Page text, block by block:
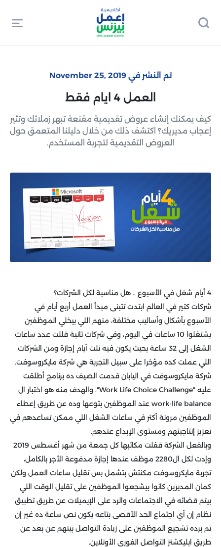
تم النشر في November 25, 2019
العمل 4 ايام فقط
كيف يمكنك إنشاء عروض تقديمية مقنعة تبهر زملائك وتثير
إعجاب مديريك؟ اكتشف ذلك من خلال دليلنا المتعمق حول
العروض التقديمية لتجربة المستخدم.
4 أيام شغل في الأسبوع .. هل مناسبة لكل الشركات؟
شركات كتير في العالم ابتدت تتبنى مبدأ العمل أربع أيام في
الأسبوع بأشكال وأساليب مختلفة، منهم اللي بيخلي الموظفين
يشتغلوا 10 ساعات في اليوم، وفي شركات تانية قللت عدد ساعات
الشغل إلى 32 ساعة بحيث يكون فيه تلت أيام إجازة ومن الشركات
اللي عملت كده مؤخرا على سبيل التجربة هي شركة مايكروسوفت.
شركة مايكروسوفت في اليابان قدمت الصيف ده برنامج أطلقت
عليه "Work Life Choice Challenge"، والهدف منه هو اختبار ال
work-life balance عند الموظفين بتوعها وده عن طريق إعطاء
الموظفين مرونة أكتر في ساعات الشغل اللي ممكن تساعدهم في
تعزيز إنتاجيتهم ومستوى الإبداع عندهم.
وبالفعل الشركة قفلت مكاتبها كل جمعة من شهر أغسطس 2019
وإدت لكل ال2280 موظف عندها إجازة مدفوعة الأجر بالكامل،
تجربة مايكروسوفت مكنتش بتشمل بس تقليل ساعات العمل ولكن
كمان المديرين كانوا بيشجعوا الموظفين على تقليل الوقت اللي
بيتم قضائه في الاجتماعات والرد على الإيميلات عن طريق تطبيق
نظام إن أي اجتماع الحد الأقصى بتاعه يكون نص ساعة ده غير إن
تم برده تشجيع الموظفين على زيادة التواصل بينهم عن بعد عن
طريق ابليكشنز التواصل الفوري الأونلاين.